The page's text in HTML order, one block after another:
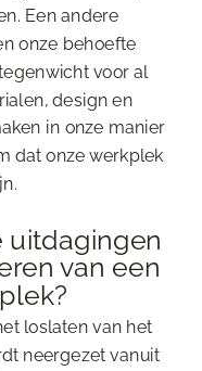
Een andere
onze behoefte
voor al
design en
in onze manier
dat onze werkplek
uitdagingen
van een
loslaten van het
neergezet vanuit